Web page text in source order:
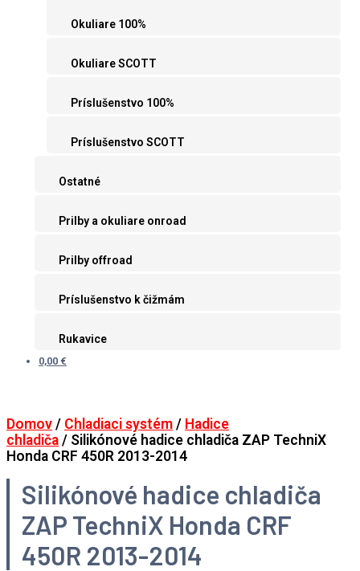
Okuliare 100%
Okuliare SCOTT
Príslušenstvo 100%
Príslušenstvo SCOTT
Ostatné
Prilby a okuliare onroad
Prilby offroad
Príslušenstvo k čižmám
Rukavice
0,00 €
Domov / Chladiaci systém / Hadice
chladiča / Silikónové hadice chladiča ZAP TechniX
Honda CRF 450R 2013-2014
Silikónové hadice chladiča
ZAP TechniX Honda CRF
450R 2013-2014